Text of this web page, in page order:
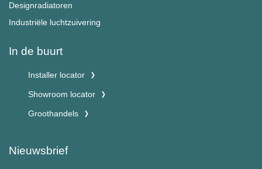
Designradiatoren
Industriële luchtzuivering
In de buurt
Installer locator
Showroom locator
Groothandels
Nieuwsbrief